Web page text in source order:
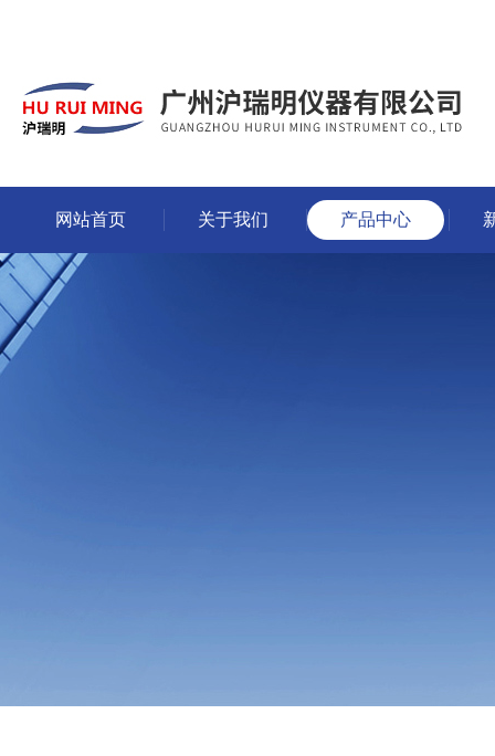
网站首页 关于我们 产品中心